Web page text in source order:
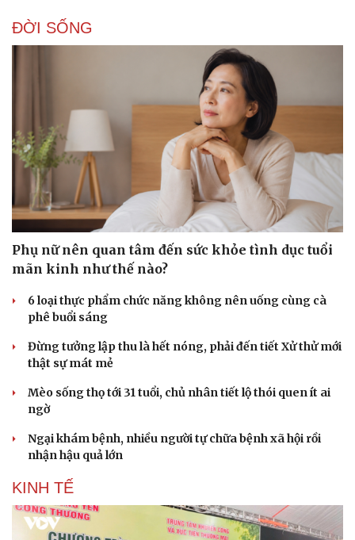
ĐỜI SỐNG
Phụ nữ nên quan tâm đến sức khỏe tình dục tuổi
mãn kinh như thế nào?
6 loại thực phẩm chức năng không nên uống cùng cà
phê buổi sáng
Đừng tưởng lập thu là hết nóng, phải đến tiết Xử thử mới
thật sự mát mẻ
Mèo sống thọ tới 31 tuổi, chủ nhân tiết lộ thói quen ít ai
ngờ
Ngại khám bệnh, nhiều người tự chữa bệnh xã hội rồi
nhận hậu quả lớn
KINH TẾ